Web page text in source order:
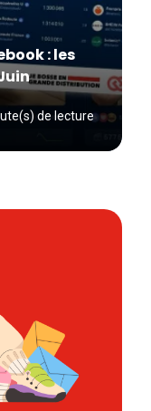
: les
de lecture